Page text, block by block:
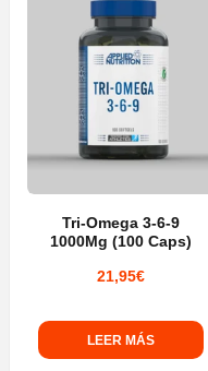
Tri-Omega 3-6-9
1000Mg (100 Caps)
21,95€
LEER MÁS